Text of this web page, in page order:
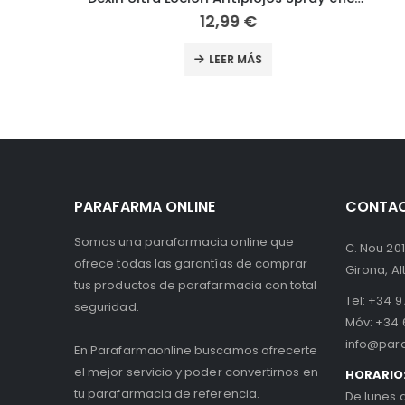
PARAFARMA ONLINE
Somos una parafarmacia online que
ofrece todas las garantías de comprar
tus productos de parafarmacia con total
seguridad.
En Parafarmaonline buscamos ofrecerte
el mejor servicio y poder convertirnos en
tu parafarmacia de referencia.
C. Nou
Girona,
Tel: +34
Móv: +34
De lunes